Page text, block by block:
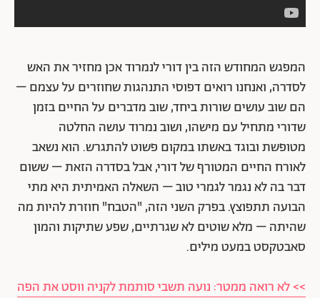
המפגש המחודש הזה בין דורי לנמרוד אכן מחזיר את האש
לסדרה, ואנחנו רואים דפוסי התנהגות שחוזרים על עצמם –
הם שוב עושים שורות ביחד, שוב מדברים על החיים בזמן
שדורי מתחיל עם מישהו, ושוב נמרוד עושה החלטה
מטופשת ובוגד באשתו במקום פשוט להתגרש. הוא נשאב
לאורח החיים המטורף של דורי, אבל בסדרה הזאת – ששום
דבר בה לא נגמר לגמרי טוב – השאלה האמיתית היא מתי
הבועה תתפוצץ. בפרק השני הזה, "הטבח" חוזרת להיות מה
שהיתה – מלא שוטים לא שגרתיים, שפע שתיקות והמון
סאבטקסט במעט מילים.
>> לא רואה ממטר: נועה תשבי סותמת לקניה ווסט את הפה